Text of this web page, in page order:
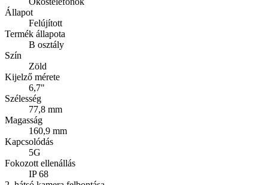
Állapot
Felújított
Termék állapota
B osztály
Szín
Zöld
Kijelző mérete
6,7"
Szélesség
77,8 mm
Magasság
160,9 mm
Kapcsolódás
5G
Fokozott ellenállás
IP 68